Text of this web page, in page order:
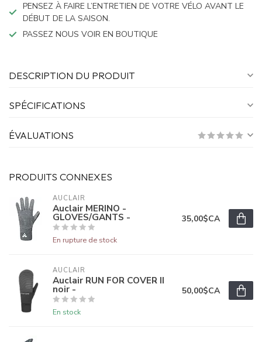
PENSEZ À FAIRE L’ENTRETIEN DE VOTRE VÉLO AVANT LE
DÉBUT DE LA SAISON.
PASSEZ NOUS VOIR EN BOUTIQUE
DESCRIPTION DU PRODUIT
SPÉCIFICATIONS
ÉVALUATIONS
PRODUITS CONNEXES
AUCLAIR
Auclair MERINO -
GLOVES/GANTS -
En rupture de stock
35,00$CA
AUCLAIR
Auclair RUN FOR COVER II
noir -
En stock
50,00$CA